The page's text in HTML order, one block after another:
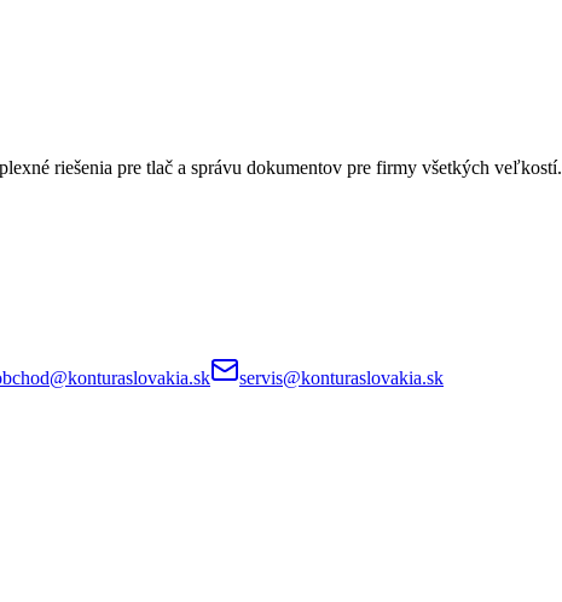
riešenia pre tlač a správu dokumentov pre firmy všetkých veľkostí.
servis@konturaslovakia.sk